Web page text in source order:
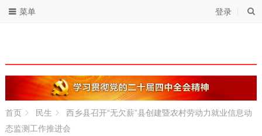
登录
菜单
首页 民生
西乡县召开“无欠薪”县创建暨农村劳动力就业信息动
态监测工作推进会